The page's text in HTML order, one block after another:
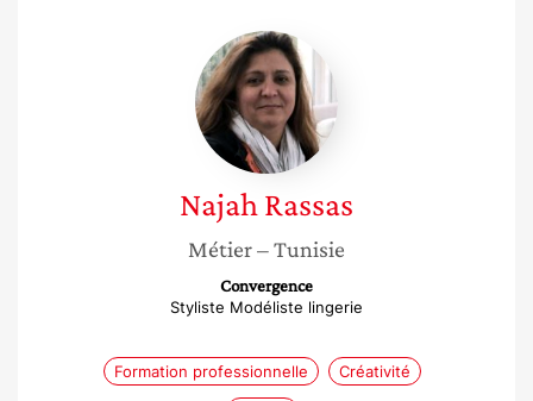
Najah
Rassas
Najah Rassas
Métier– Tunisie
Convergence
Styliste Modéliste lingerie
Formation professionnelle Créativité